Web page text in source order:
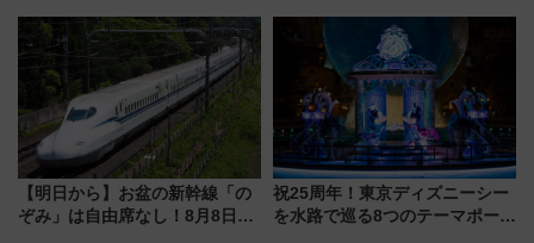
今年12月
で探る鉄道アクセスの未来
【明日から】お盆の新幹線「の
ぞみ」は自由席なし！8月8日午
祝25周年！東京ディズニーシー
を水路で巡る8つのテーマポート